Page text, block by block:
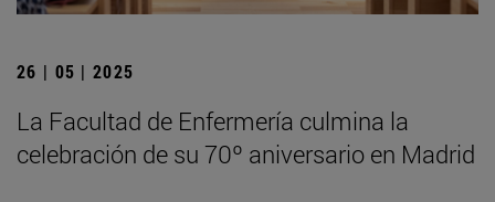
26 | 05 | 2025
La Facultad de Enfermería culmina la
celebración de su 70º aniversario en Madrid